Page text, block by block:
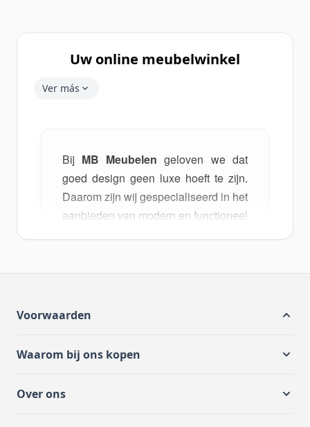
Uw online meubelwinkel
Ver más
Bij MB Meubelen geloven we dat
goed design geen luxe hoeft te zijn.
Daarom zijn wij gespecialiseerd in het
aanbieden van modern en functioneel
woonkamer wil vernieuwen met stijl
entree te optimaliseren met
En als je op zoek bent naar een
Voorwaarden
Waarom bij ons kopen
Over ons